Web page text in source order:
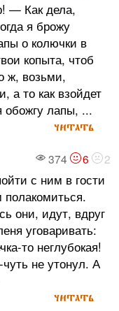
— Как дела,
я брожу
о колючки в
копыта, чтоб
ж, возьми,
а то как взойдет
обожгу лапы, ...
читать
374 6 2
с ним в гости
они, идут, вдруг
уговаривать:
то неглубокая!
не утонул. А
читать